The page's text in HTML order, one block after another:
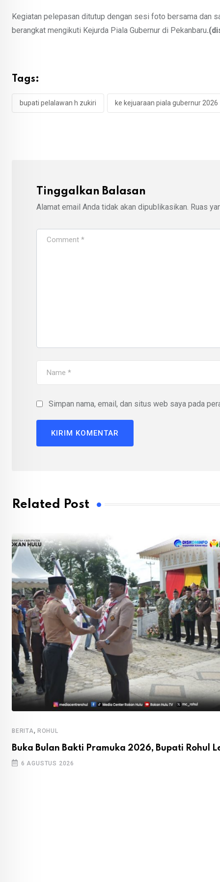
Kegiatan pelepasan ditutup dengan sesi foto bersama dan
berangkat mengikuti Kejurda Piala Gubernur di Pekanbaru
Tags:
bupati pelalawan h zukiri ke kejuaraan piala gubernur 2026
Tinggalkan Balasan
Alamat email Anda tidak akan dipublikasikan. Ruas
Simpan nama, email, dan situs web saya pada
Related Post
BERITA, ROHUL
Buka Bulan Bakti Pramuka 2026, Bupati Rohul
6 AGUSTUS 2026